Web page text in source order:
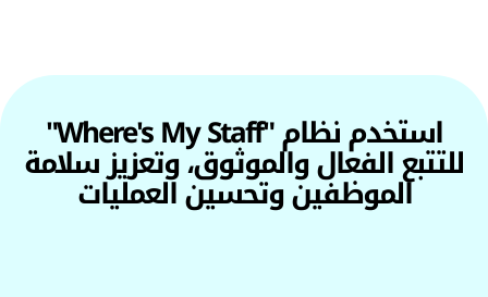
استخدم نظام "Where's My Staff"
للتتبع الفعال والموثوق، وتعزيز سلامة
الموظفين وتحسين العمليات